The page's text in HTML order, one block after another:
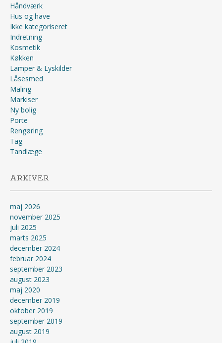
Håndværk
Hus og have
Ikke kategoriseret
Indretning
Kosmetik
Køkken
Lamper & Lyskilder
Låsesmed
Maling
Markiser
Ny bolig
Porte
Rengøring
Tag
Tandlæge
ARKIVER
maj 2026
november 2025
juli 2025
marts 2025
december 2024
februar 2024
september 2023
august 2023
maj 2020
december 2019
oktober 2019
september 2019
august 2019